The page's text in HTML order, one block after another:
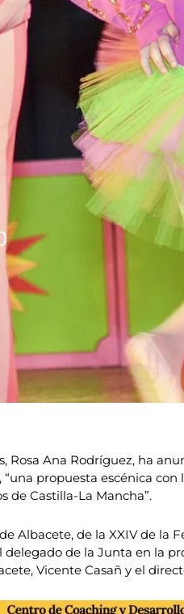
Rosa Ana Rodríguez, ha
propuesta escénica
de Castilla-La Mancha”.
Albacete, de la XXIV de la
de la Junta en la
Vicente Casañ y el